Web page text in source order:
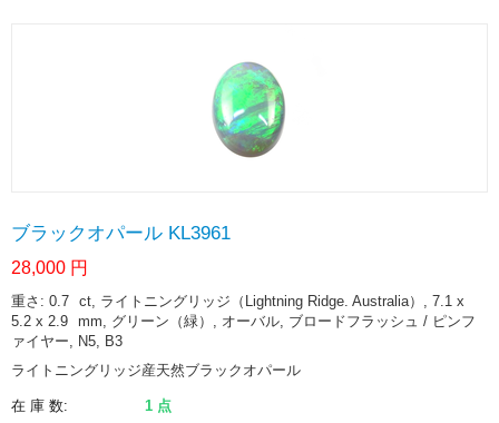
ブラックオパール KL3961
28,000 円
重さ: 0.7 ct, ライトニングリッジ（Lightning Ridge. Australia）, 7.1 x
5.2 x 2.9 mm, グリーン（緑）, オーバル, ブロードフラッシュ / ピンフ
ァイヤー, N5, B3
ライトニングリッジ産天然ブラックオパール
在 庫 数: 1 点